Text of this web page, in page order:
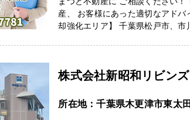
産、 お客様にあった適切なアド
却強化エリア】 千葉県松戸市、
株式会社新昭和リビンズ
所在地：千葉県木更津市東太